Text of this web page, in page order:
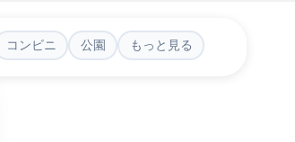
コンビニ 公園 もっと見る